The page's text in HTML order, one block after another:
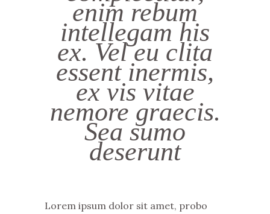
enim rebum
intellegam his
ex. Vel eu clita
essent inermis,
ex vis vitae
nemore graecis.
Sea sumo
deserunt
Lorem ipsum dolor sit amet, probo